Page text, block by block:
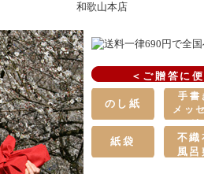
和歌山本店
＜ご贈答に
のし紙
手書
メッ
ジ
カー
紙袋
不織
風呂